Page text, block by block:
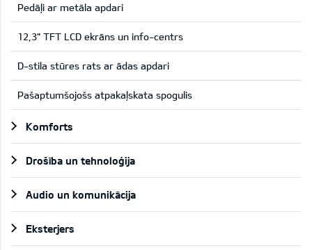
Pedāļi ar metāla apdari
12,3" TFT LCD ekrāns un info-centrs
D-stila stūres rats ar ādas apdari
Pašaptumšojošs atpakaļskata spogulis
Komforts
Drošība un tehnoloģija
Audio un komunikācija
Eksterjers